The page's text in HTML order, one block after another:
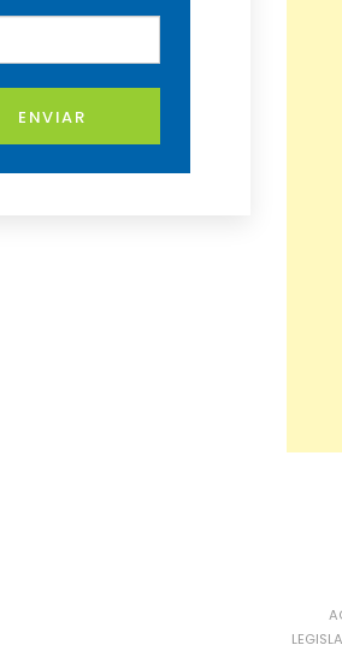
ENVIAR